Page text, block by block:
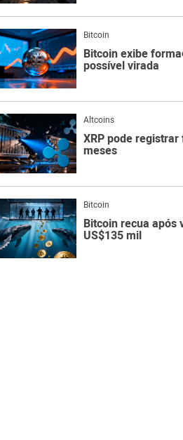
Bitcoin
Bitcoin exibe
possível virada
Altcoins
XRP pode
meses
Bitcoin
Bitcoin recua após
US$135 mil